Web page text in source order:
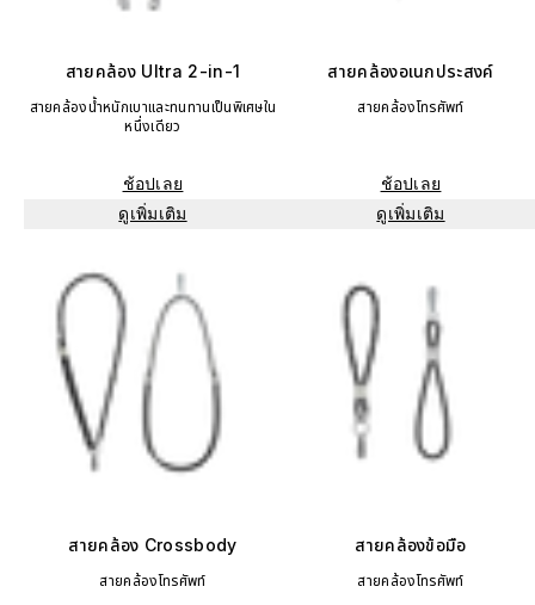
สายคล้อง Ultra 2-in-1
สายคล้องน้ำหนักเบาและทนทานเป็นพิเศษใน
หนึ่งเดียว
ช้อปเลย
ดูเพิ่มเติม
สายคล้องอเนกประสงค์
สายคล้องโทรศัพท์
ช้อปเลย
ดูเพิ่มเติม
สายคล้อง Crossbody
สายคล้องโทรศัพท์
สายคล้องข้อมือ
สายคล้องโทรศัพท์